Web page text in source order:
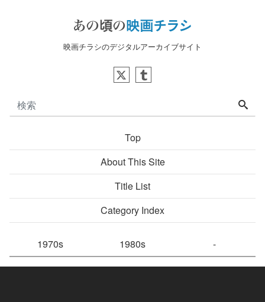
映画チラシのデジタルアーカイブサイト
Top
About This Site
Title List
Category Index
1970s 1980s -